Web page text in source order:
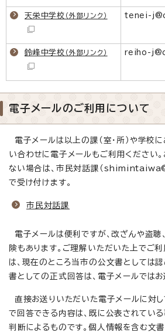
天栄中学校 （外部リンク） tenei-
鈴峰中学校 （外部リンク） reiho-
電子メールのご利用について
電子メールは以上の課（室・所）や学校
い合わせに電子メールもご利用ください
ない場合は、市民対話課（
で受け付けます。
市民対話課
電子メールは便利ですが、改ざんや盗聴
険もあります。ご理解いただいた上でご
は、現在のところ当市の公文書としては
書としての正式回答は、電子メールではお
直接お送りいただいた電子メールに対し
で回答できる内容は、既に公表されてい
判断によるものです。個人情報を含む文